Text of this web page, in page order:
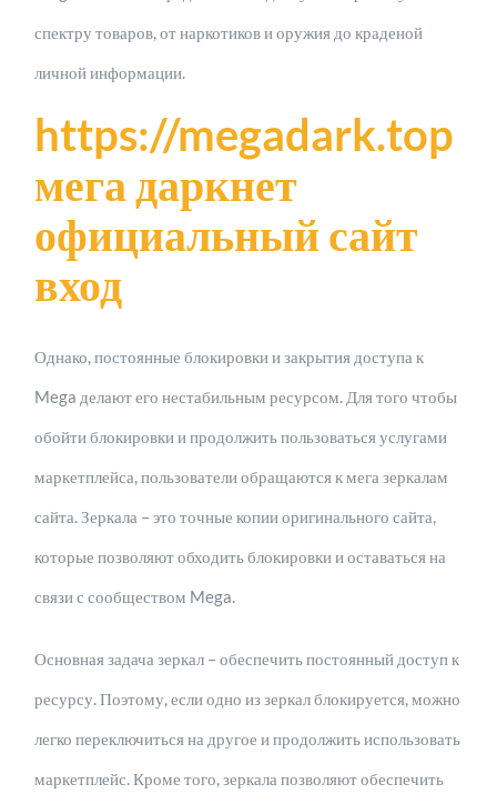
спектру товаров, от наркотиков и оружия до краденой
личной информации.
https://megadark.top
мега даркнет
официальный сайт
вход
Однако, постоянные блокировки и закрытия доступа к
Mega делают его нестабильным ресурсом. Для того чтобы
обойти блокировки и продолжить пользоваться услугами
маркетплейса, пользователи обращаются к мега зеркалам
сайта. Зеркала – это точные копии оригинального сайта,
которые позволяют обходить блокировки и оставаться на
связи с сообществом Mega.
Основная задача зеркал – обеспечить постоянный доступ к
ресурсу. Поэтому, если одно из зеркал блокируется, можно
легко переключиться на другое и продолжить использовать
маркетплейс. Кроме того, зеркала позволяют обеспечить